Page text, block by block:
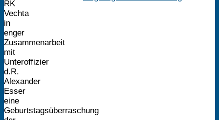
RK
Vechta
in
enger
Zusammenarbeit
mit
Unteroffizier
d.R.
Alexander
Esser
eine
Geburtstagsüberraschung